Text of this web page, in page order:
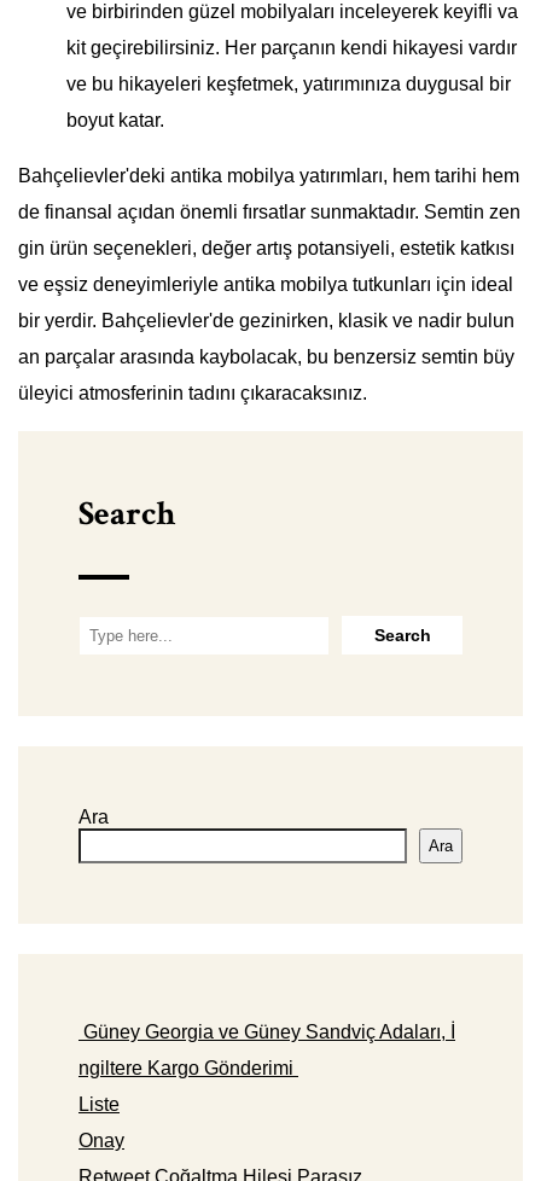
ve birbirinden güzel mobilyaları inceleyerek keyifli va
kit geçirebilirsiniz. Her parçanın kendi hikayesi vardır
ve bu hikayeleri keşfetmek, yatırımınıza duygusal bir
boyut katar.
Bahçelievler'deki antika mobilya yatırımları, hem tarihi hem
de finansal açıdan önemli fırsatlar sunmaktadır. Semtin zen
gin ürün seçenekleri, değer artış potansiyeli, estetik katkısı
ve eşsiz deneyimleriyle antika mobilya tutkunları için ideal
bir yerdir. Bahçelievler'de gezinirken, klasik ve nadir bulun
an parçalar arasında kaybolacak, bu benzersiz semtin büy
üleyici atmosferinin tadını çıkaracaksınız.
Search
Ara
Ara
Güney Georgia ve Güney Sandviç Adaları, İ
ngiltere Kargo Gönderimi
Liste
Onay